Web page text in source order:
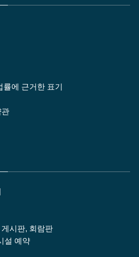
률에 근거한 표기
관
시판, 회람판
설 예약